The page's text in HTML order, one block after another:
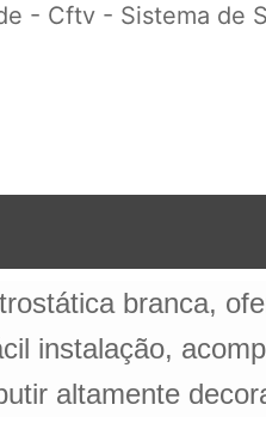
- Cftv - Sistema
branca,
instalação,
altamente